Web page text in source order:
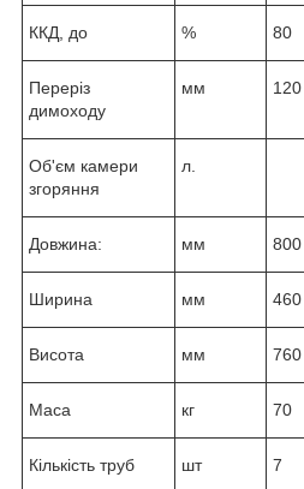
ККД, до % 80
Переріз
димоходу
мм 120
Об'єм камери
згоряння
л.
Довжина: мм 800
Ширина мм 460
Висота мм 760
Маса кг 70
Кількість труб шт 7